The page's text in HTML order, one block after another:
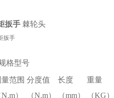
扳手 棘轮头
格型号
范围
N.m）
分度值
（N.m）
长度
（mm）
重量
（KG）